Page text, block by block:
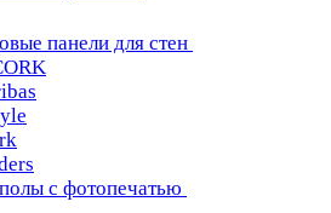
панели для стен
с фотопечатью